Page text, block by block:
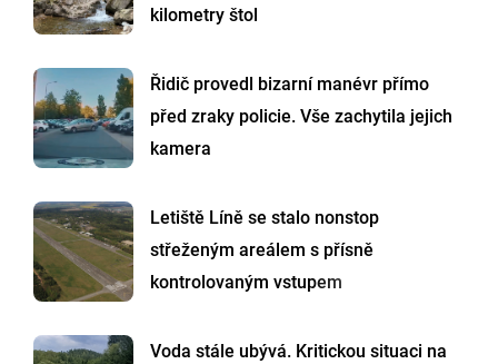
kilometry štol
Řidič provedl bizarní manévr přímo
před zraky policie. Vše zachytila jejich
kamera
Letiště Líně se stalo nonstop
střeženým areálem s přísně
kontrolovaným vstupem
Voda stále ubývá. Kritickou situaci na